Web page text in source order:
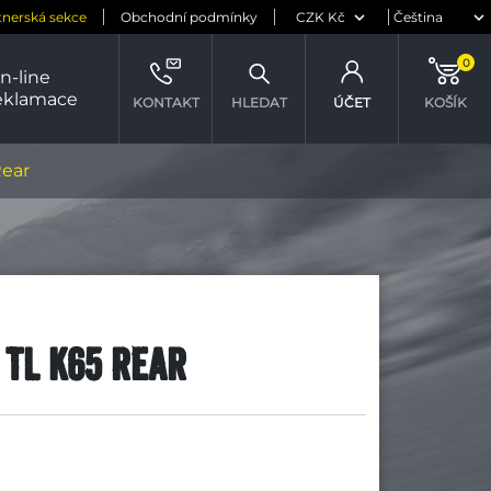
sekce Obchodní podmínky
line
KONTAKT HLEDAT ÚČET KOŠÍK
0
K65 Rear